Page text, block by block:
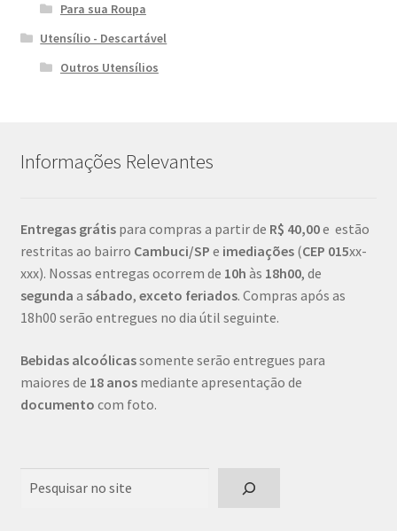
Para sua Roupa
Utensílio - Descartável
Outros Utensílios
Informações Relevantes
Entregas grátis para compras a partir de R$ 40,00e estão
restritas ao bairro Cambuci/SP e imediações(CEP 015xx-
xxx). Nossas entregas ocorrem de 10h às 18h00, de
segunda a sábado, exceto feriados. Compras após as
18h00 serão entregues no dia útil seguinte.
Bebidas alcoólicassomente serão entregues para
maiores de 18 anosmediante apresentação de
documento com foto.